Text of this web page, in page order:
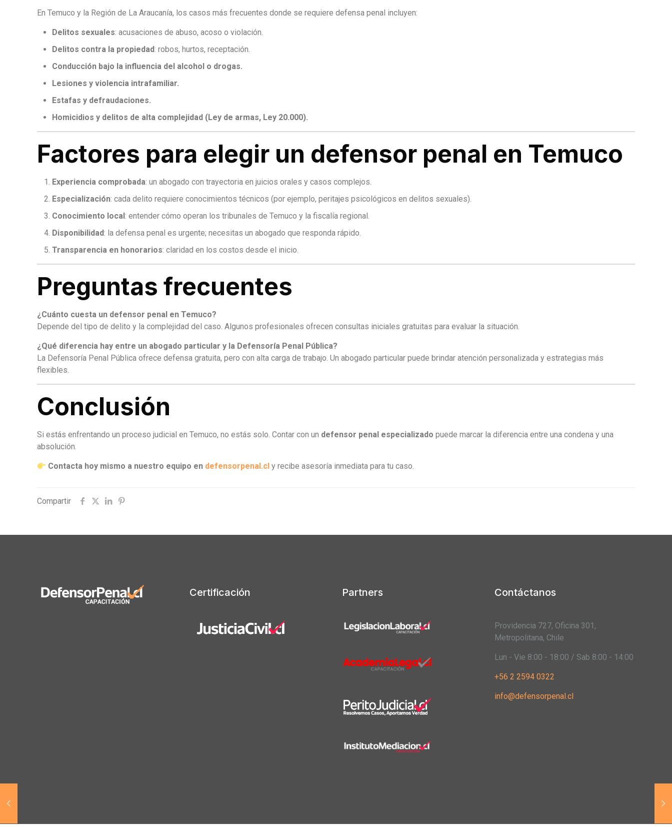
En Temuco y la Región de La Araucanía, los casos más frecuentes donde se requiere defensa penal incluyen:
Delitos sexuales: acusaciones de abuso, acoso o violación.
Delitos contra la propiedad: robos, hurtos, receptación.
Conducción bajo la influencia del alcohol o drogas.
Lesiones y violencia intrafamiliar.
Estafas y defraudaciones.
Homicidios y delitos de alta complejidad (Ley de armas, Ley 20.000).
Factores para elegir un defensor penal en Temuco
Experiencia comprobada: un abogado con trayectoria en juicios orales y casos complejos.
Especialización: cada delito requiere conocimientos técnicos (por ejemplo, peritajes psicológicos en delitos sexuales).
Conocimiento local: entender cómo operan los tribunales de Temuco y la fiscalía regional.
Disponibilidad: la defensa penal es urgente; necesitas un abogado que responda rápido.
Transparencia en honorarios: claridad en los costos desde el inicio.
Preguntas frecuentes
¿Cuánto cuesta un defensor penal en Temuco?
Depende del tipo de delito y la complejidad del caso. Algunos profesionales ofrecen consultas iniciales gratuitas para evaluar la situación.
¿Qué diferencia hay entre un abogado particular y la Defensoría Penal Pública?
La Defensoría Penal Pública ofrece defensa gratuita, pero con alta carga de trabajo. Un abogado particular puede brindar atención personalizada y estrategias más
flexibles.
Conclusión
Si estás enfrentando un proceso judicial en Temuco, no estás solo. Contar con un defensor penal especializado puede marcar la diferencia entre una condena y una
absolución.
Contacta hoy mismo a nuestro equipo en defensorpenal.cl y recibe asesoría inmediata para tu caso.
Compartir
Certificación Partners Contáctanos
Providencia 727, Oficina 301,
Metropolitana, Chile
Lun - Vie 8:00 - 18:00 / Sab 8:00 - 14:00
+56 2 2594 0322
info@defensorpenal.cl